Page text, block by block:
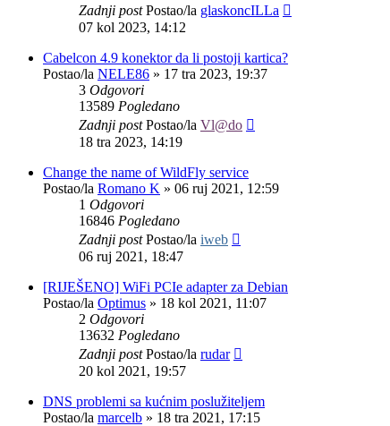
Zadnji postPostao/la glaskoncILLa
07 kol 2023, 14:12
Cabelcon 4.9 konektor da li postoji kartica?
Postao/la NELE86 » 17 tra 2023, 19:37
3 Odgovori
13589 Pogledano
Zadnji postPostao/la Vl@do
18 tra 2023, 14:19
Change the name of WildFly service
Postao/la Romano K » 06 ruj 2021, 12:59
1 Odgovori
16846 Pogledano
Zadnji postPostao/la iweb
06 ruj 2021, 18:47
[RIJEŠENO] WiFi PCIe adapter za Debian
Postao/la Optimus » 18 kol 2021, 11:07
2 Odgovori
13632 Pogledano
Zadnji postPostao/la rudar
20 kol 2021, 19:57
DNS problemi sa kućnim poslužiteljem
Postao/la marcelb » 18 tra 2021, 17:15